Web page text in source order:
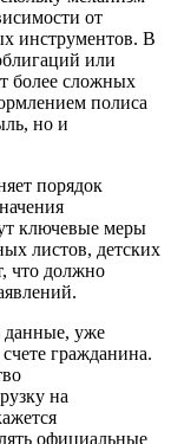
от
инструментов. В
или
более сложных
полиса
но и
порядок
ключевые меры
листов, детских
что должно
данные, уже
гражданина.
на
официальные